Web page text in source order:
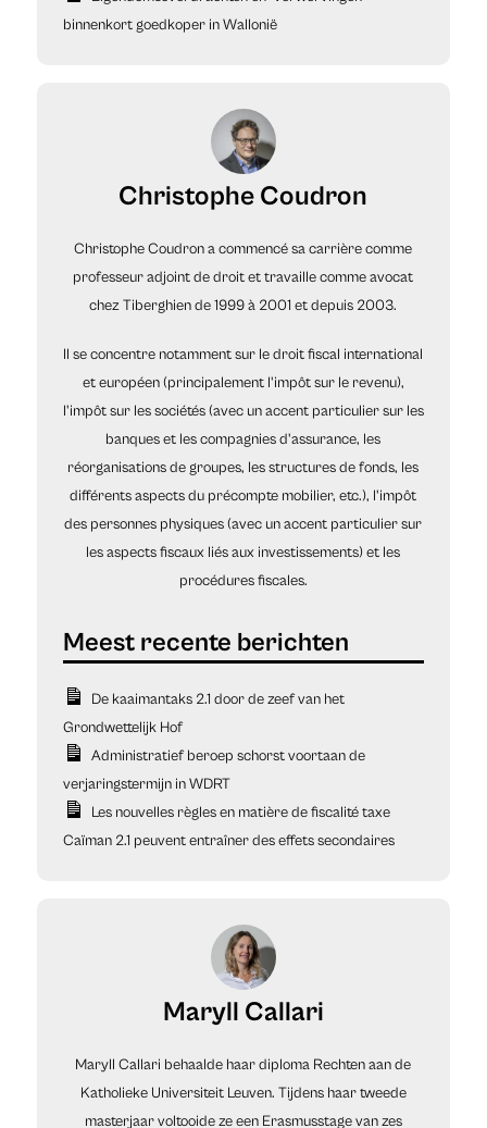
binnenkort goedkoper in Wallonië
Christophe Coudron
Christophe Coudron a commencé sa carrière comme
professeur adjoint de droit et travaille comme avocat
chez Tiberghien de 1999 à 2001 et depuis 2003.
Il se concentre notamment sur le droit fiscal international
et européen (principalement l'impôt sur le revenu),
l'impôt sur les sociétés (avec un accent particulier sur les
banques et les compagnies d'assurance, les
réorganisations de groupes, les structures de fonds, les
différents aspects du précompte mobilier, etc.), l'impôt
des personnes physiques (avec un accent particulier sur
les aspects fiscaux liés aux investissements) et les
procédures fiscales.
De kaaimantaks 2.1 door de zeef van het
Grondwettelijk Hof
Administratief beroep schorst voortaan de
verjaringstermijn in WDRT
Les nouvelles règles en matière de fiscalité taxe
Caïman 2.1 peuvent entraîner des effets secondaires
Maryll Callari
Maryll Callari behaalde haar diploma Rechten aan de
Katholieke Universiteit Leuven. Tijdens haar tweede
masterjaar voltooide ze een Erasmusstage van zes